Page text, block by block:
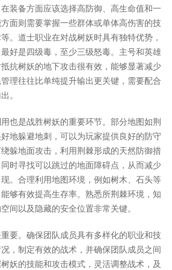
装备方面应该选择高防御、高生命值和一
面则需要掌握一些群体或单体高伤害的技
。道士职业在对战树妖时具有独特优势，
好是四级毒，至少三级怒毒。主号和英雄
抗树妖的地下攻击很有效，能够显著减少
理往往比单纯提升输出更关键，需要配合
。
也是战胜树妖的重要环节。部分地图如荆
地躲避地刺，可以为玩家提供良好的防守
躲地面攻击，利用荆棘形成的天然防御措
时寻找可以跳过的地面障碍点，从而减少
。合理利用地图环境，例如树木、石头等
够有效提高生存率。熟悉所荆棘环境，知
间以及隐藏的安全位置非常关键。
要。确保团队成员具有多样化的职业和技
，制定有效的战术，并确保团队成员之间
妖的技能和攻击模式，灵活调整战术，及